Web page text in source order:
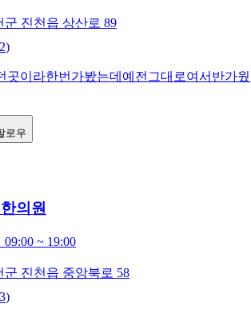
군 진천읍 상산로 89
)
곳이라한번가봤는데예전그대로여서반가웠
로우
한의원
09:00 ~ 19:00
군 진천읍 중앙북로 58
)